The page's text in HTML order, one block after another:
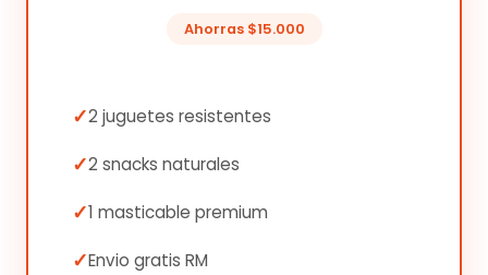
Ahorras $15.000
2 juguetes resistentes
2 snacks naturales
1 masticable premium
Envio gratis RM